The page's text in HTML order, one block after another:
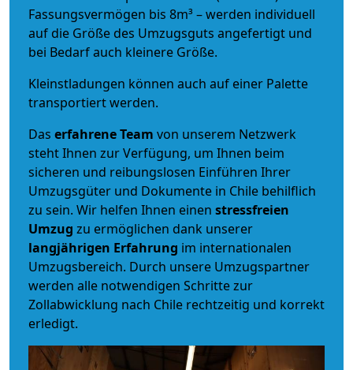
Fassungsvermögen bis 8m³ – werden individuell
auf die Größe des Umzugsguts angefertigt und
bei Bedarf auch kleinere Größe.
Kleinstladungen können auch auf einer Palette
transportiert werden.
Das erfahrene Team von unserem Netzwerk
steht Ihnen zur Verfügung, um Ihnen beim
sicheren und reibungslosen Einführen Ihrer
Umzugsgüter und Dokumente in Chile behilflich
zu sein. Wir helfen Ihnen einen stressfreien
Umzug zu ermöglichen dank unserer
langjährigen Erfahrung im internationalen
Umzugsbereich. Durch unsere Umzugspartner
werden alle notwendigen Schritte zur
Zollabwicklung nach Chile rechtzeitig und korrekt
erledigt.